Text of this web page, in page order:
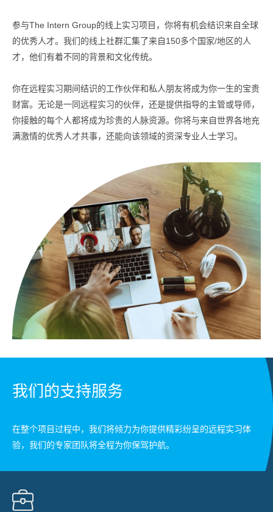
参与The Intern Group的线上实习项目，你将有机会结识来自全球
的优秀人才。我们的线上社群汇集了来自150多个国家/地区的人
才，他们有着不同的背景和文化传统。
你在远程实习期间结识的工作伙伴和私人朋友将成为你一生的宝贵
财富。无论是一同远程实习的伙伴，还是提供指导的主管或导师，
你接触的每个人都将成为珍贵的人脉资源。你将与来自世界各地充
满激情的优秀人才共事，还能向该领域的资深专业人士学习。
我们的支持服务
在整个项目过程中，我们将倾力为你提供精彩纷呈的远程实习体
验，我们的专家团队将全程为你保驾护航。